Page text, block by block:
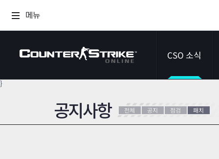
메뉴
CSO 소식
이벤트
}
공지사항 전체 공지 점검 패치